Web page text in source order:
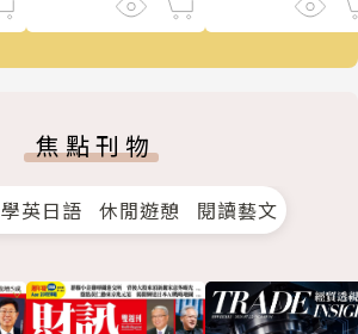
焦點刊物
學英日語 休閒遊憩 閱讀藝文